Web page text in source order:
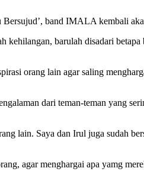
band IMALA kembali
kehilangan, barulah disadari
orang lain agar saling
dari teman-teman yang
lain. Saya dan Irul juga sudah
agar menghargai apa yamg